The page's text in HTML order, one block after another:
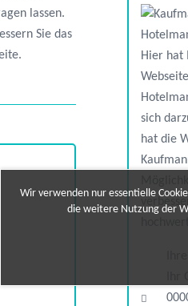
Hier hat
sich
hat die
lassen.
Sie das
Wir verwenden nur essentielle
die weitere Nutzung der